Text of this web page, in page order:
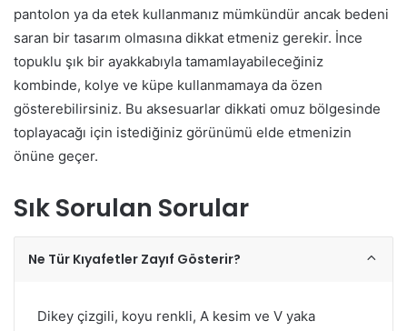
pantolon ya da etek kullanmanız mümkündür ancak bedeni
saran bir tasarım olmasına dikkat etmeniz gerekir. İnce
topuklu şık bir ayakkabıyla tamamlayabileceğiniz
kombinde, kolye ve küpe kullanmamaya da özen
gösterebilirsiniz. Bu aksesuarlar dikkati omuz bölgesinde
toplayacağı için istediğiniz görünümü elde etmenizin
önüne geçer.
Sık Sorulan Sorular
Ne Tür Kıyafetler Zayıf Gösterir?
Dikey çizgili, koyu renkli, A kesim ve V yaka